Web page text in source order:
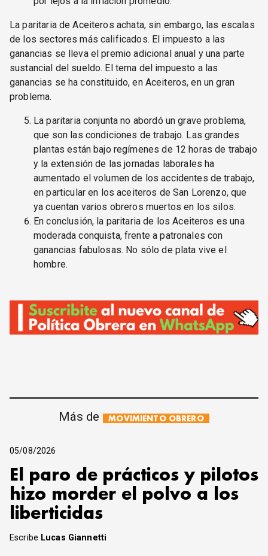
La paritaria de Aceiteros achata, sin embargo, las escalas
de los sectores más calificados. El impuesto a las
ganancias se lleva el premio adicional anual y una parte
sustancial del sueldo. El tema del impuesto a las
ganancias se ha constituido, en Aceiteros, en un gran
problema.
La paritaria conjunta no abordó un grave problema,
que son las condiciones de trabajo. Las grandes
plantas están bajo regímenes de 12 horas de trabajo
y la extensión de las jornadas laborales ha
aumentado el volumen de los accidentes de trabajo,
en particular en los aceiteros de San Lorenzo, que
ya cuentan varios obreros muertos en los silos.
En conclusión, la paritaria de los Aceiteros es una
moderada conquista, frente a patronales con
ganancias fabulosas. No sólo de plata vive el
hombre.
Más de MOVIMIENTO OBRERO
05/08/2026
El paro de prácticos y pilotos
hizo morder el polvo a los
liberticidas
Escribe Lucas Giannetti